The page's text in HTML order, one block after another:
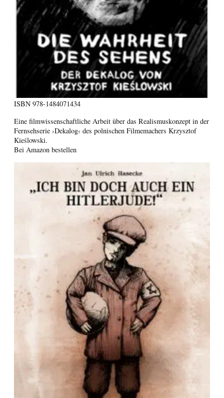
ISBN 978-1484071434
Eine filmwissenschaftliche Arbeit über das Realismuskonzept in der
Fernsehserie ›Dekalog‹ des polnischen Filmemachers Krzysztof
Kieślowski.
Bei Amazon bestellen